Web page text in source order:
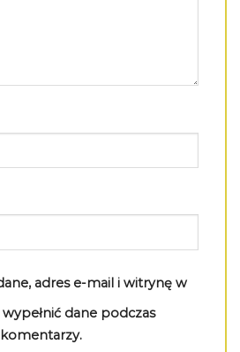
adres e-mail i witrynę w
dane podczas